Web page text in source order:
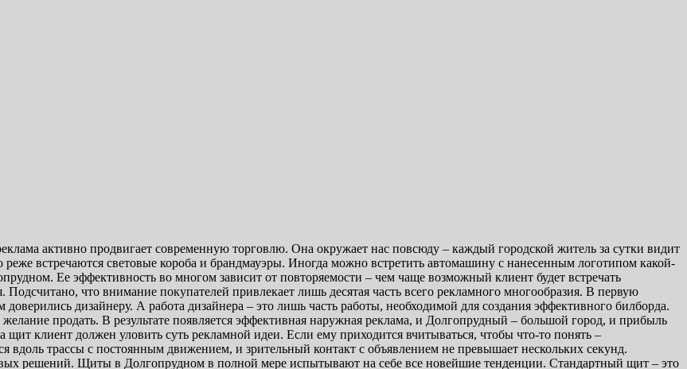
активно продвигает современную торговлю. Она окружает нас повсюду – каждый городской житель за сутки видит
встречаются световые короба и брандмауэры. Иногда можно встретить автомашину с нанесенным логотипом какой-
Ее эффективность во многом зависит от повторяемости – чем чаще возможный клиент будет встречать
Подсчитано, что внимание покупателей привлекает лишь десятая часть всего рекламного многообразия. В первую
дизайнеру. А работа дизайнера – это лишь часть работы, необходимой для создания эффективного билборда.
продать. В результате появляется эффективная наружная реклама, и Долгопрудный – большой город, и прибыль
щит клиент должен уловить суть рекламной идеи. Если ему приходится вчитываться, чтобы что-то понять –
вдоль трассы с постоянным движением, и зрительный контакт с объявлением не превышает нескольких секунд.
решений. Щиты в Долгопрудном в полной мере испытывают на себе все новейшие тенденции. Стандартный щит – это